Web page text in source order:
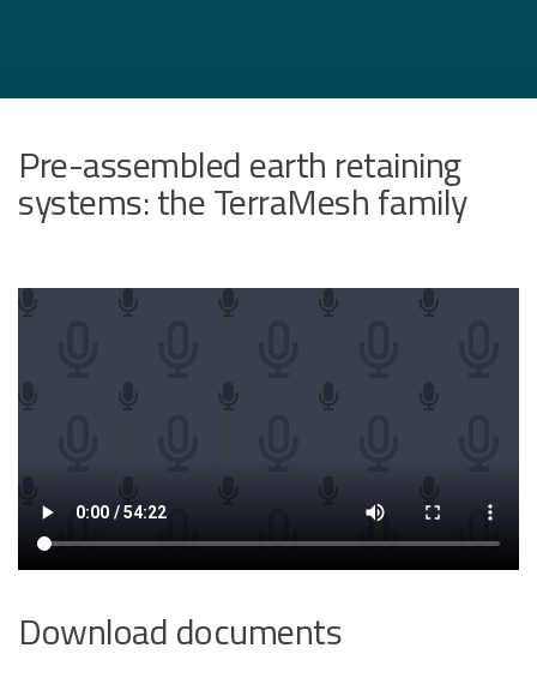
Pre-assembled earth retaining
systems: the TerraMesh family
Download documents